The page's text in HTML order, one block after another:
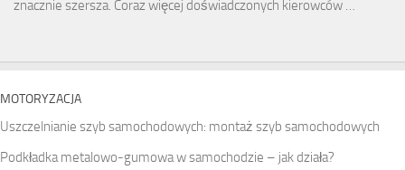
znacznie szersza. Coraz więcej doświadczonych kierowców …
MOTORYZACJA
Uszczelnianie szyb samochodowych: montaż szyb samochodowych
Podkładka metalowo-gumowa w samochodzie – jak działa?